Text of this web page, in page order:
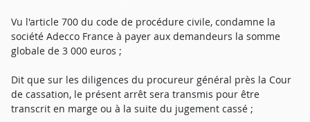
Vu l'article 700 du code de procédure civile, condamne la
société Adecco France à payer aux demandeurs la somme
globale de 3 000 euros ;
Dit que sur les diligences du procureur général près la Cour
de cassation, le présent arrêt sera transmis pour être
transcrit en marge ou à la suite du jugement cassé ;